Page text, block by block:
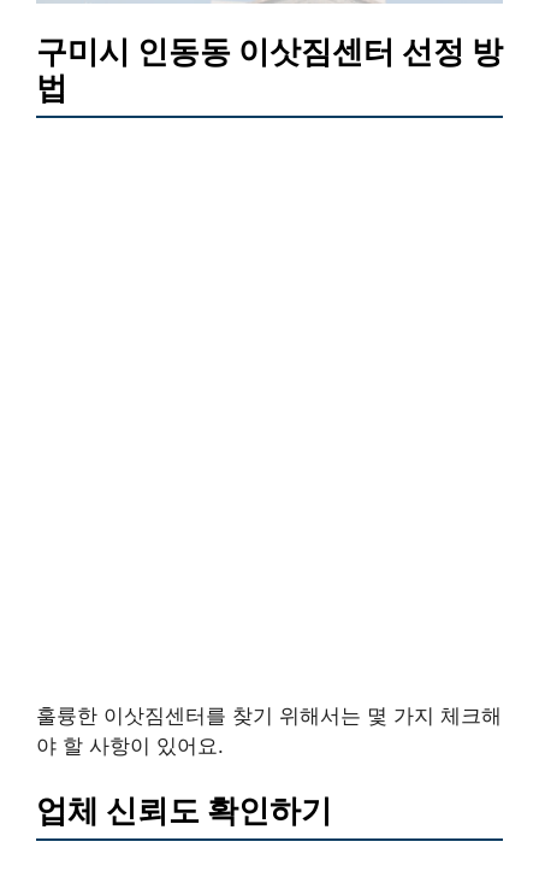
구미시 인동동 이삿짐센터 선정 방
법
훌륭한 이삿짐센터를 찾기 위해서는 몇 가지 체크해
야 할 사항이 있어요.
업체 신뢰도 확인하기